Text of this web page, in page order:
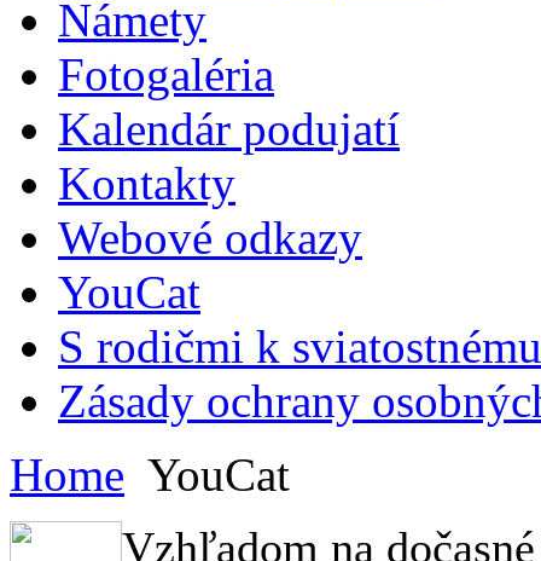
Námety
Fotogaléria
Kalendár podujatí
Kontakty
Webové odkazy
YouCat
S rodičmi k
Zásady ochrany
Home YouCat
Vzhľadom na